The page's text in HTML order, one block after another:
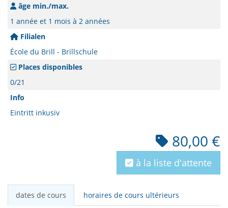
âge min./max.
1 année et 1 mois à 2 années
Filialen
École du Brill - Brillschule
Places disponibles
0/21
Info
Eintritt inkusiv
80,00 €
à la liste d'attente
dates de cours
horaires de cours ultérieurs